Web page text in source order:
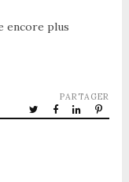
encore plus
PARTAGER